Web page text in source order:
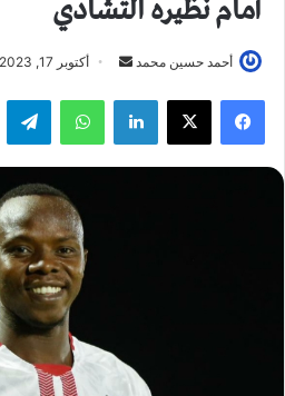
أمام نظيره التشادي
أحمد حسين محمد
ل
ب
ك
أكتوبر 17, 2023
فيسبوك لينكدإن واتساب